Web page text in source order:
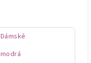
Dámské
modrá